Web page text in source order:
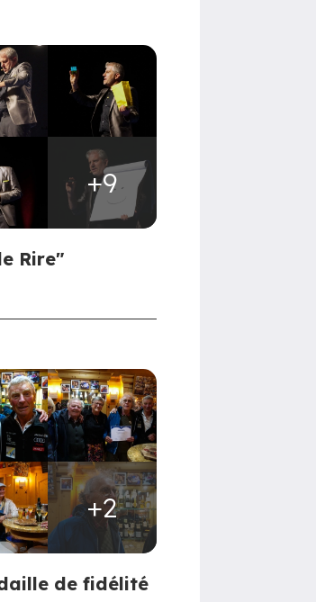
+9
Rire"
+2
de fidélité